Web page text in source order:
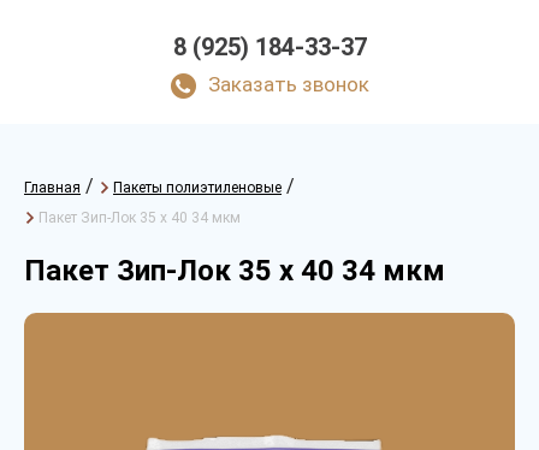
8 (925) 184-33-37
Заказать звонок
Главная / Пакеты полиэтиленовые /
Пакет Зип-Лок 35 х 40 34 мкм
Пакет Зип-Лок 35 х 40 34 мкм